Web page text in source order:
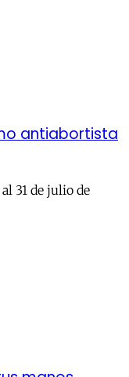
antiabortista
31 de julio de